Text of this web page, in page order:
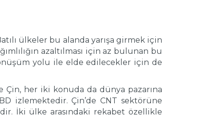
ülkeler bu alanda yarışa girmek için
azaltılması için az bulunan bu
yolu ile elde edilecekler için de
Çin, her iki konuda da dünya pazarına
izlemektedir. Çin’de CNT sektörüne
İki ülke arasındaki rekabet özellikle